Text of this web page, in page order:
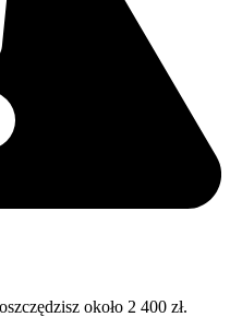
około 2 400 zł.